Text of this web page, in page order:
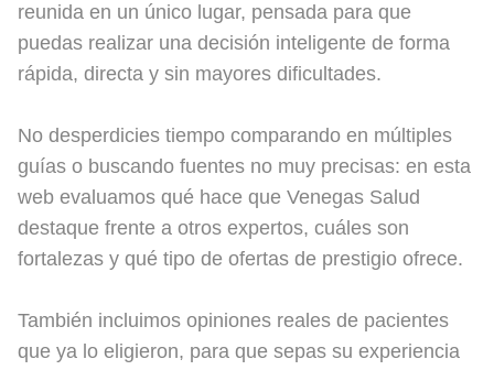
reunida en un único lugar, pensada para que
puedas realizar una decisión inteligente de forma
rápida, directa y sin mayores dificultades.
No desperdicies tiempo comparando en múltiples
guías o buscando fuentes no muy precisas: en esta
web evaluamos qué hace que Venegas Salud
destaque frente a otros expertos, cuáles son
fortalezas y qué tipo de ofertas de prestigio ofrece.
También incluimos opiniones reales de pacientes
que ya lo eligieron, para que sepas su experiencia